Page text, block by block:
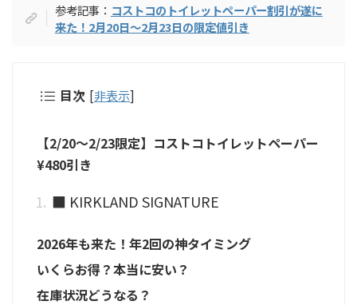
参考記事： コストコのトイレットペーパー割引が遂に
来た！2月20日〜2月23日の限定値引き
目次 [非表示]
【2/20〜2/23限定】コストコトイレットペーパー
¥480引き
■ KIRKLAND SIGNATURE
2026年も来た！年2回の神タイミング
いくらお得？本当に安い？
在庫状況どうなる？